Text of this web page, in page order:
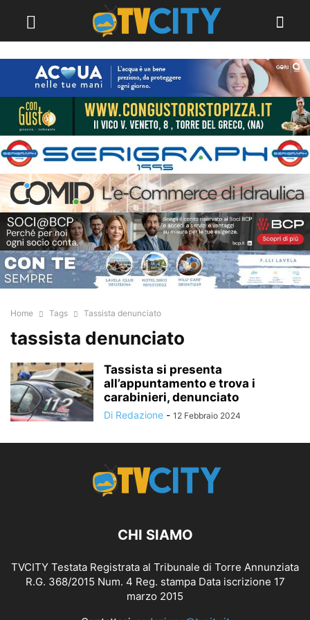
Home Tags Tassista denunciato
tassista denunciato
Tassista si presenta
all’appuntamento e trova i
carabinieri, denunciato
Di Redazione - 12 Febbraio 2024
CHI SIAMO
TVCITY Testata Registrata al Tribunale di Torre Annunziata
R.G. 368/2015 Num. 4 Reg. stampa Data iscrizione 17
marzo 2015